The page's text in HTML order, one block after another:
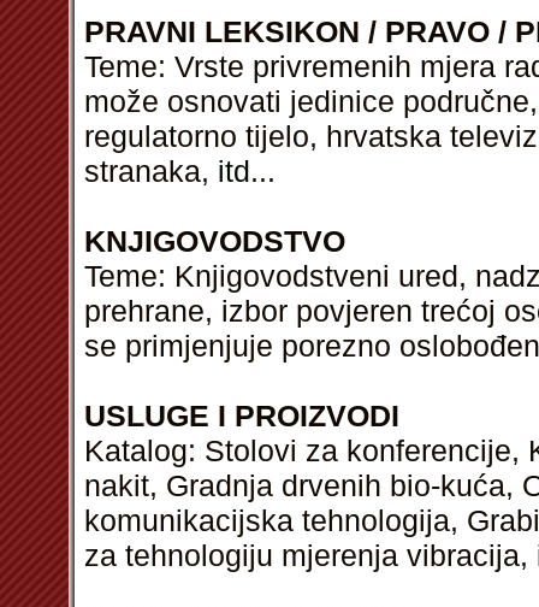
PRAVNI LEKSIKON / PRAVO /
Teme: Vrste privremenih mjera
može osnovati jedinice
regulatorno tijelo, hrvatska
stranaka, itd...
KNJIGOVODSTVO
Teme: Knjigovodstveni ured,
prehrane, izbor povjeren trećoj
se primjenjuje porezno
USLUGE I PROIZVODI
Katalog: Stolovi za konferencije,
nakit, Gradnja drvenih bio-kuća,
komunikacijska tehnologija,
za tehnologiju mjerenja vibracija,